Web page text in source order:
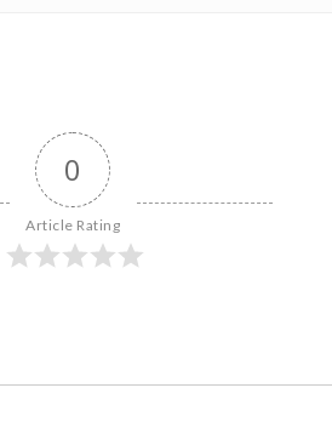
0
Article Rating